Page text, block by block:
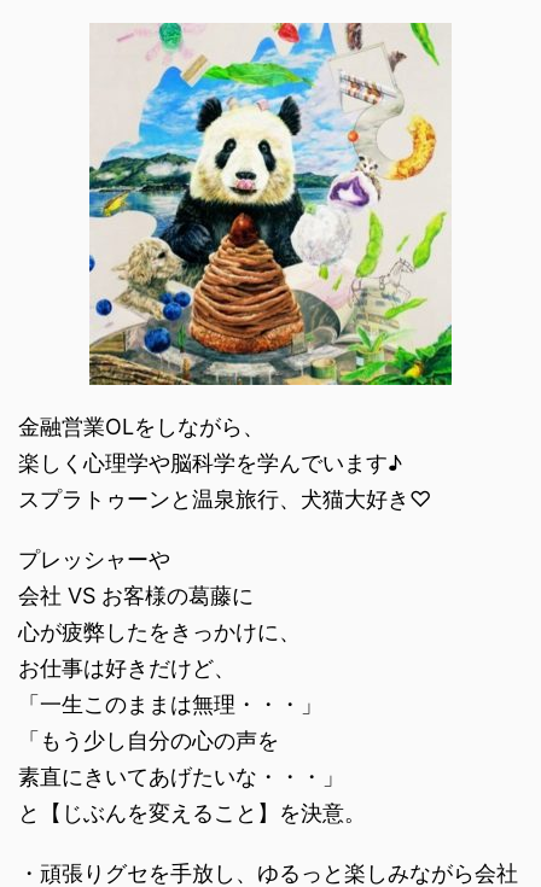
金融営業OLをしながら、
楽しく心理学や脳科学を学んでいます♪
スプラトゥーンと温泉旅行、犬猫大好き♡
プレッシャーや
会社 VS お客様の葛藤に
心が疲弊したをきっかけに、
お仕事は好きだけど、
「一生このままは無理・・・」
「もう少し自分の心の声を
素直にきいてあげたいな・・・」
と【じぶんを変えること】を決意。
・頑張りグセを手放し、ゆるっと楽しみながら会社